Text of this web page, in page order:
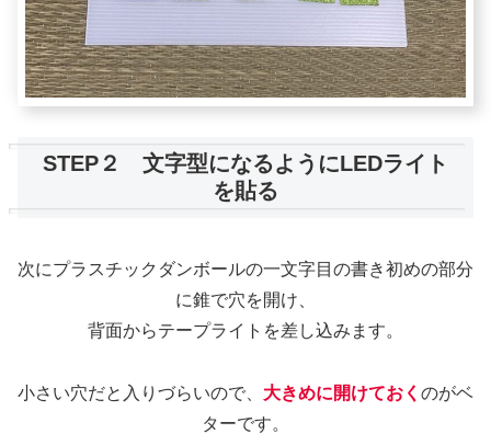
STEP２ 文字型になるようにLEDライト
を貼る
次にプラスチックダンボールの一文字目の書き初めの部分
に錐で穴を開け、
背面からテープライトを差し込みます。
小さい穴だと入りづらいので、 大きめに開けておく のがベ
ターです。